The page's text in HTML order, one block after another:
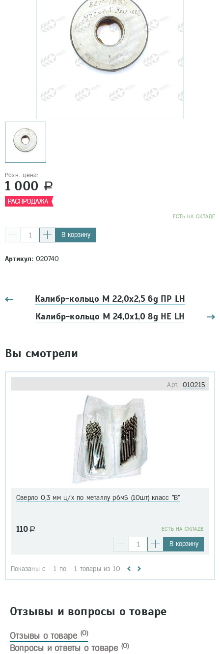
Розн. цена:
1 000 a
EСТЬ НА СКЛАДЕ
В корзину
Артикул:020740
Калибр-кольцо М 22,0х2,5 6g ПР LH
Калибр-кольцо М 24,0х1,0 8g НЕ LH
Вы смотрели
Арт.: 010215
Сверло 0,3 мм ц/х по металлу р6м5 (10шт) класс "В"
110 a EСТЬ НА СКЛАДЕ
В корзину
Показаны с 1 по 1 товары из 10
Отзывы и вопросы о товаре
Отзывы о товаре (0)
Вопросы и ответы о товаре (0)